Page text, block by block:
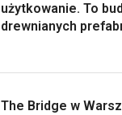
użytkowanie. To
drewnianych
The Bridge w